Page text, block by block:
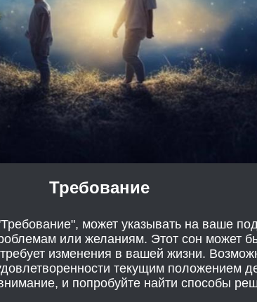
Требование
может указывать на ваше
или желаниям. Этот сон может
требует изменения в вашей жизни.
текущим положением
и попробуйте найти способы